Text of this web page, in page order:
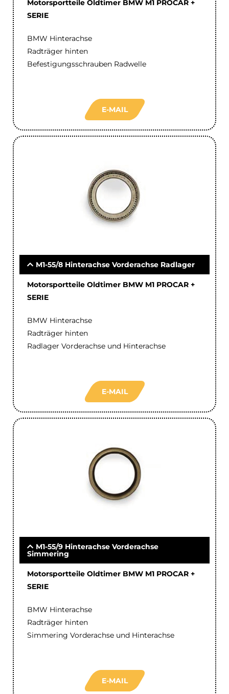
Motorsportteile Oldtimer BMW M1 PROCAR +
SERIE
BMW Hinterachse
Radträger hinten
Befestigungsschrauben Radwelle
E-MAIL
M1-55/8 Hinterachse Vorderachse Radlager
Motorsportteile Oldtimer BMW M1 PROCAR +
SERIE
BMW Hinterachse
Radträger hinten
Radlager Vorderachse und Hinterachse
E-MAIL
M1-55/9 Hinterachse Vorderachse
Simmering
Motorsportteile Oldtimer BMW M1 PROCAR +
SERIE
BMW Hinterachse
Radträger hinten
Simmering Vorderachse und Hinterachse
E-MAIL